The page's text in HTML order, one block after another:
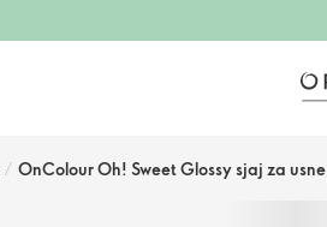
/ OnColour Oh! Sweet Glossy sjaj za usne